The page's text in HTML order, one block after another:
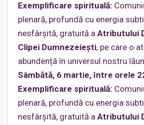
Exemplificare spirituală:
plenară, profundă cu energia
nesfârşită, gratuită a Atributului
Clipei Dumnezeieşti, pe care o
abundență în universul nostru
Sâmbătă, 6 martie, între orele
Exemplificare spirituală:
plenară, profundă cu energia
nesfârşită, gratuită a Atributului